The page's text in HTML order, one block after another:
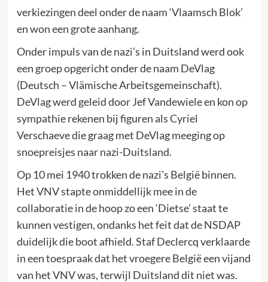
verkiezingen deel onder de naam ‘Vlaamsch Blok’
en won een grote aanhang.
Onder impuls van de nazi’s in Duitsland werd ook
een groep opgericht onder de naam DeVlag
(Deutsch – Vlämische Arbeitsgemeinschaft).
DeVlag werd geleid door Jef Vandewiele en kon op
sympathie rekenen bij figuren als Cyriel
Verschaeve die graag met DeVlag meeging op
snoepreisjes naar nazi-Duitsland.
Op 10 mei 1940 trokken de nazi’s België binnen.
Het VNV stapte onmiddellijk mee in de
collaboratie in de hoop zo een ‘Dietse’ staat te
kunnen vestigen, ondanks het feit dat de NSDAP
duidelijk die boot afhield. Staf Declercq verklaarde
in een toespraak dat het vroegere België een vijand
van het VNV was, terwijl Duitsland dit niet was.